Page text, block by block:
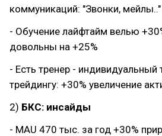
коммуникаций: "Звонки,
- Обучение лайфтайм велью
довольны на +25%
- Есть тренер - индивидуальный
трейдингу: +30% увеличение
2) БКС: инсайды
- MAU 470 тыс. за год +30%